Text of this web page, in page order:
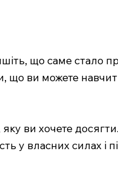
що саме стало
ви можете
ви хочете
у власних силах і